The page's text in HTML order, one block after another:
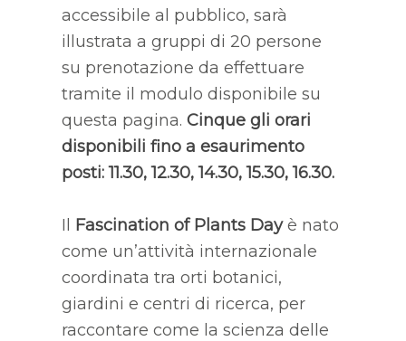
accessibile al pubblico, sarà
illustrata a gruppi di 20 persone
su prenotazione da effettuare
tramite il modulo disponibile su
questa pagina. Cinque gli orari
disponibili fino a esaurimento
posti: 11.30, 12.30, 14.30, 15.30, 16.30.
Il Fascination of Plants Dayè nato
come un’attività internazionale
coordinata tra orti botanici,
giardini e centri di ricerca, per
raccontare come la scienza delle